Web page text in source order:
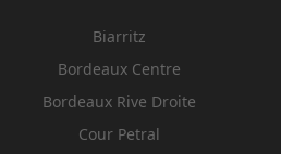
Biarritz
Bordeaux Centre
Bordeaux Rive Droite
Cour Petral